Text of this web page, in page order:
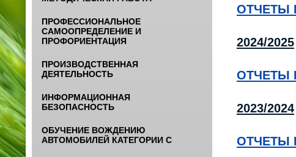
ПРОФЕССИОНАЛЬНОЕ
САМООПРЕДЕЛЕНИЕ И
ПРОФОРИЕНТАЦИЯ
ПРОИЗВОДСТВЕННАЯ
ДЕЯТЕЛЬНОСТЬ
ИНФОРМАЦИОННАЯ
БЕЗОПАСНОСТЬ
ОБУЧЕНИЕ ВОЖДЕНИЮ
АВТОМОБИЛЕЙ КАТЕГОРИИ С
ОТЧЕТЫ
2024/2025
ОТЧЕТЫ
2023/2024
ОТЧЕТЫ